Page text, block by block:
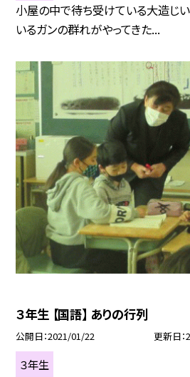
小屋の中で待ち受けている大造じ
いるガンの群れがやってきた...
３年生 【国語】 ありの行列
公開日 2021/01/22 更新日
３年生